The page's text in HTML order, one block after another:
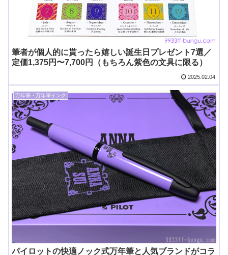
筆者が個人的に貰ったら嬉しい誕生日プレゼント7選／
定価1,375円〜7,700円（もちろん紫色の文具に限る）
2025.02.04
万年筆・万年筆インク
パイロットの快適ノック式万年筆と人気ブランドがコラ